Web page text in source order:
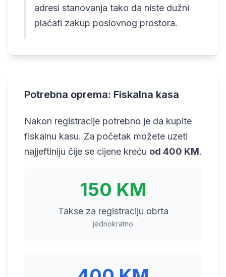
adresi stanovanja tako da niste dužni
plaćati zakup poslovnog prostora.
Potrebna oprema: Fiskalna kasa
Nakon registracije potrebno je da kupite
fiskalnu kasu. Za početak možete uzeti
najjeftiniju čije se cijene kreću od 400 KM.
150 KM
Takse za registraciju obrta
jednokratno